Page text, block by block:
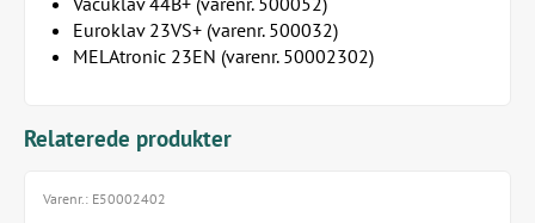
Euroklav 23VS+ (varenr. 500032)
MELAtronic 23EN (varenr. 50002302)
Relaterede produkter
Varenr.: E50002402